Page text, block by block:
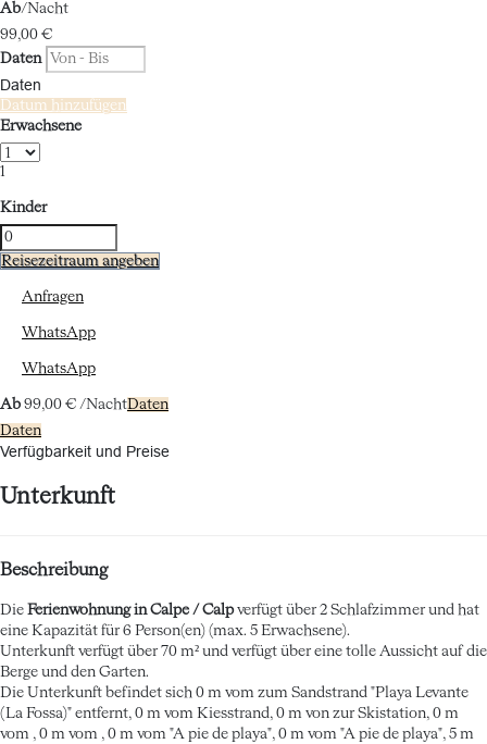
Ab/Nacht
99,00 €
Daten
Daten
Datum hinzufügen
Erwachsene
1
Kinder
Reisezeitraum angeben
Anfragen
WhatsApp
WhatsApp
Ab 99,00 € /NachtDaten
Daten
Verfügbarkeit und Preise
Unterkunft
Beschreibung
Die Ferienwohnung in Calpe / Calpverfügt über 2 Schlafzimmer und hat
eine Kapazität für 6 Person(en) (max. 5 Erwachsene).
Unterkunft verfügt über 70 m² und verfügt über eine tolle Aussicht auf die
Berge und den Garten.
Die Unterkunft befindet sich 0 m vom zum Sandstrand "Playa Levante
(La Fossa)" entfernt, 0 m vom Kiesstrand, 0 m von zur Skistation, 0 m
vom , 0 m vom , 0 m vom "A pie de playa", 0 m vom "A pie de playa", 5 m